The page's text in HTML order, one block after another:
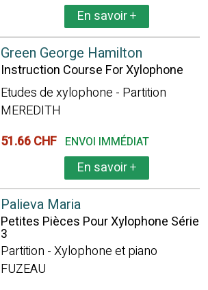
En savoir+
Green George Hamilton
Instruction Course For Xylophone
Etudes de xylophone - Partition
MEREDITH
51.66 CHF ENVOI IMMÉDIAT
En savoir+
Palieva Maria
Petites Pièces Pour Xylophone Série
3
Partition - Xylophone et piano
FUZEAU